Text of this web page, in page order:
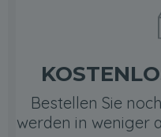
Bestellen Sie
werden in weniger